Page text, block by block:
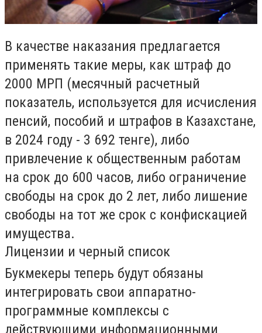
В качестве наказания предлагается
применять такие меры, как штраф до
2000 МРП (месячный расчетный
показатель, используется для исчисления
пенсий, пособий и штрафов в Казахстане,
в 2024 году - 3 692 тенге), либо
привлечение к общественным работам
на срок до 600 часов, либо ограничение
свободы на срок до 2 лет, либо лишение
свободы на тот же срок с конфискацией
имущества.
Лицензии и черный список
Букмекеры теперь будут обязаны
интегрировать свои аппаратно-
программные комплексы с
действующими информационными